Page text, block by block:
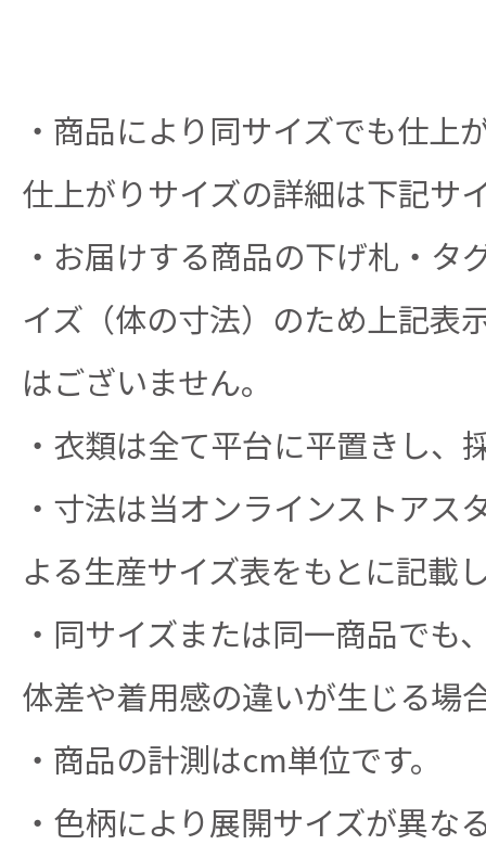
・商品により同サイズでも仕上
仕上がりサイズの詳細は下記サ
・お届けする商品の下げ札・
イズ（体の寸法）のため上記表
はございません。
・衣類は全て平台に平置きし、
・寸法は当オンラインストア
よる生産サイズ表をもとに記載
・同サイズまたは同一商品で
体差や着用感の違いが生じる場
・商品の計測はcm単位です。
・色柄により展開サイズが異な